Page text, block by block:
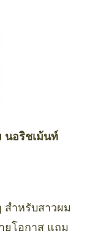
นอริชเม้นท์
สำหรับสาวผม
ยโอกาส แถม